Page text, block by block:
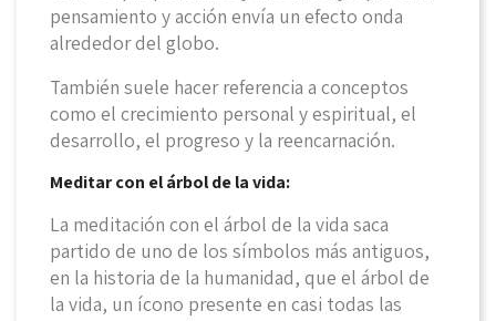
pensamiento y acción envía un efecto onda
alrededor del globo.
También suele hacer referencia a conceptos
como el crecimiento personal y espiritual, el
desarrollo, el progreso y la reencarnación.
Meditar con el árbol de la vida:
La meditación con el árbol de la vida saca
partido de uno de los símbolos más antiguos,
en la historia de la humanidad, que el árbol de
la vida, un ícono presente en casi todas las